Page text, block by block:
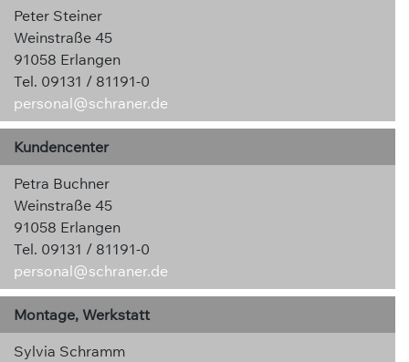
Peter Steiner
Weinstraße 45
91058 Erlangen
Tel. 09131 / 81191-0
personal@schraner.de
Kundencenter
Petra Buchner
Weinstraße 45
91058 Erlangen
Tel. 09131 / 81191-0
personal@schraner.de
Montage, Werkstatt
Sylvia Schramm